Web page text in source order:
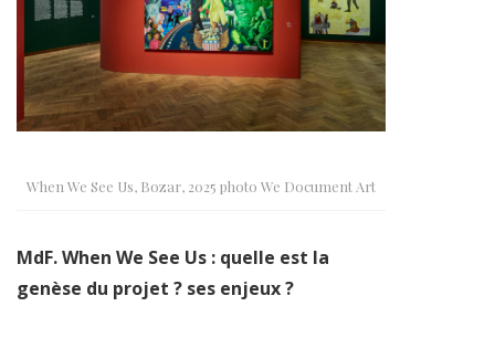
When We See Us, Bozar, 2025 photo We Document Art
MdF. When We See Us : quelle est la
genèse du projet ? ses enjeux ?